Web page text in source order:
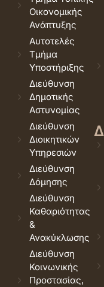
Οικονομικής
Ανάπτυξης
Αυτοτελές
Τμήμα
Υποστήριξης
Διεύθυνση
Δημοτικής
Αστυνομίας
Διεύθυνση
Διοικητικών
Υπηρεσιών
Διεύθυνση
Δόμησης
Διεύθυνση
Καθαριότητας
&
Ανακύκλωσης
Διεύθυνση
Κοινωνικής
Προστασίας,